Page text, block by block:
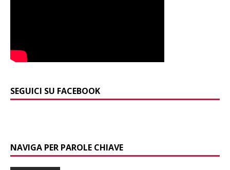
SEGUICI SU FACEBOOK
NAVIGA PER PAROLE CHIAVE